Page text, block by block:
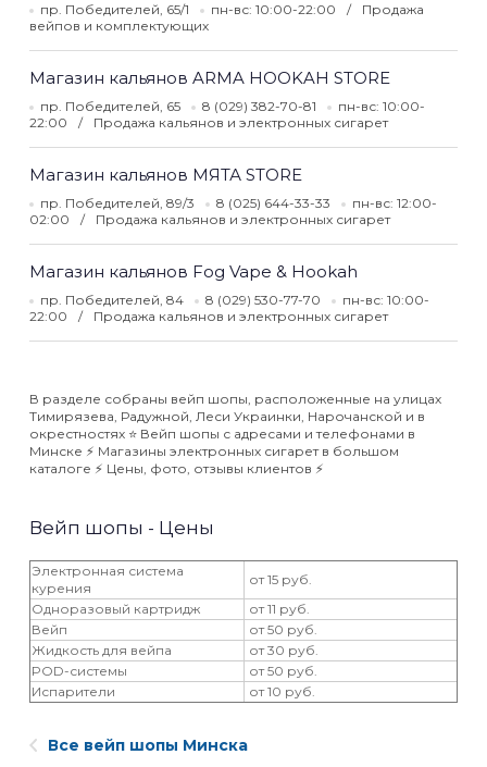
пр. Победителей, 65/1 пн-вс: 10:00-22:00
Продажа
вейпов и комплектующих
Магазин кальянов ARMA HOOKAH STORE
пр. Победителей, 65 8 (029) 382-70-81
пн-вс: 10:00-
22:00
Продажа кальянов и электронных сигарет
Магазин кальянов МЯТА STORE
пр. Победителей, 89/3 8 (025) 644-33-33
пн-вс: 12:00-
02:00
Продажа кальянов и электронных сигарет
Магазин кальянов Fog Vape & Hookah
пр. Победителей, 84 8 (029) 530-77-70
пн-вс: 10:00-
22:00
Продажа кальянов и электронных сигарет
В разделе собраны вейп шопы, расположенные на улицах
Тимирязева, Радужной, Леси Украинки, Нарочанской и в
окрестностях ⭐️ Вейп шопы с адресами и телефонами в
Минске ⚡️ Магазины электронных сигарет в большом
каталоге ⚡️ Цены, фото, отзывы клиентов ⚡️
Вейп шопы - Цены
Электронная система
курения
от 15 руб.
Одноразовый картридж
от 11 руб.
Вейп
от 50 руб.
Жидкость для вейпа
от 30 руб.
POD-системы
от 50 руб.
Испарители
от 10 руб.
Все вейп шопы Минска